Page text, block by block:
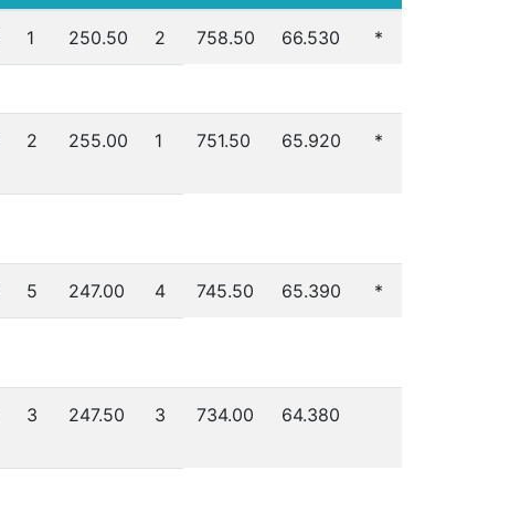
1 250.50 2 758.50 66.530 *
2 255.00 1 751.50 65.920 *
5 247.00 4 745.50 65.390 *
3 247.50 3 734.00 64.380